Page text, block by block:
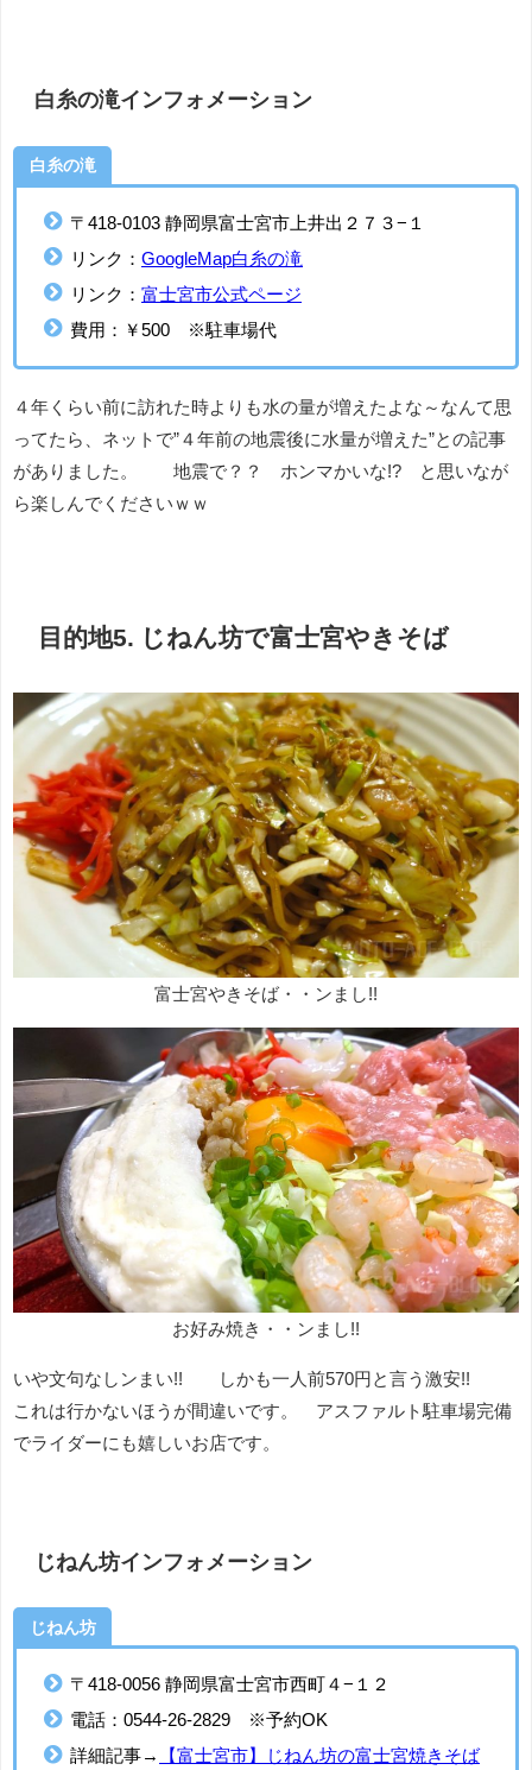
白糸の滝インフォメーション
白糸の滝
〒418-0103 静岡県富士宮市上井出２７３−１
リンク： GoogleMap白糸の滝
リンク： 富士宮市公式ページ
費用：￥500 ※駐車場代
４年くらい前に訪れた時よりも水の量が増えたよな～なんて思
ってたら、ネットで”４年前の地震後に水量が増えた”との記事
がありました。 地震で？？ ホンマかいな!? と思いなが
ら楽しんでくださいｗｗ
目的地5. じねん坊で富士宮やきそば
富士宮やきそば・・ンまし!!
お好み焼き・・ンまし!!
いや文句なしンまい!! しかも一人前570円と言う激安!!
これは行かないほうが間違いです。 アスファルト駐車場完備
でライダーにも嬉しいお店です。
じねん坊インフォメーション
じねん坊
〒418-0056 静岡県富士宮市西町４−１２
電話：0544-26-2829 ※予約OK
詳細記事→
【富士宮市】じねん坊の富士宮焼きそば